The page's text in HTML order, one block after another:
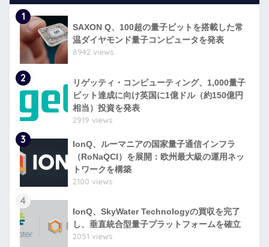
1
SAXON Q、100超の量子ビットを搭載した常
温ダイヤモンド量子コンピュータを発表
8942 views
2
リゲッティ・コンピューティング、1,000量子
ビット達成に向け英国に1億ドル（約150億円
相当）投資を発表
2919 views
3
IonQ、ルーマニアの国家量子通信インフラ
（RoNaQCI）を展開：欧州最大級の運用ネッ
トワークを構築
2100 views
4
IonQ、SkyWater Technologyの買収を完了
し、垂直統合型量子プラットフォームを確立
2051 views